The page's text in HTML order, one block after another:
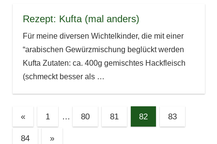
Rezept: Kufta (mal anders)
Für meine diversen Wichtelkinder, die mit einer
“arabischen Gewürzmischung beglückt werden
Kufta Zutaten: ca. 400g gemischtes Hackfleisch
(schmeckt besser als …
Seitennummerierung
der
«Vorherige
Beiträge
1 … 80 81 82 83
84
Nächste
»